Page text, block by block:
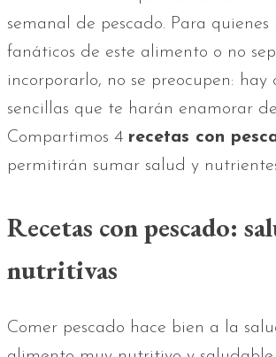
semanal de pescado. Para quienes
fanáticos de este alimento o no
incorporarlo, no se preocupen: hay
sencillas que te harán enamorar
Compartimos 4 recetas con
permitirán sumar salud y
Recetas con pescado:
nutritivas
Comer pescado hace bien a la